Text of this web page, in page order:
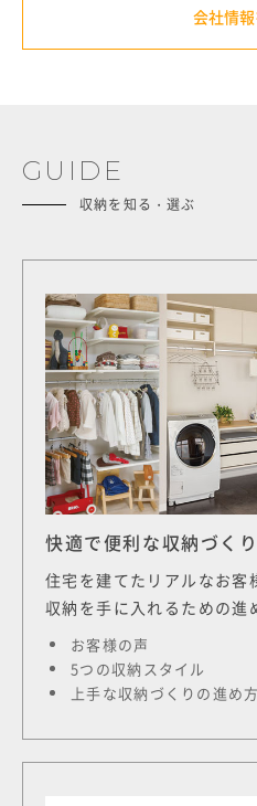
会社情
GUIDE
収納を知る・選ぶ
快適で便利な収納づく
住宅を建てたリアルなお客
収納を手に入れるための進
お客様の声
5つの収納スタイル
上手な収納づくりの進め